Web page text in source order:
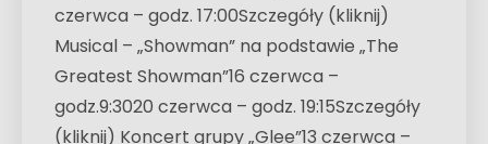
czerwca – godz. 17:00Szczegóły (kliknij)
Musical – „Showman” na podstawie „The
Greatest Showman”16 czerwca –
godz.9:3020 czerwca – godz. 19:15Szczegóły
(kliknij) Koncert grupy „Glee”13 czerwca –